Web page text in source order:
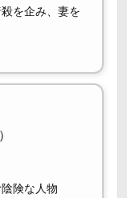
を企み、妻を
険な人物